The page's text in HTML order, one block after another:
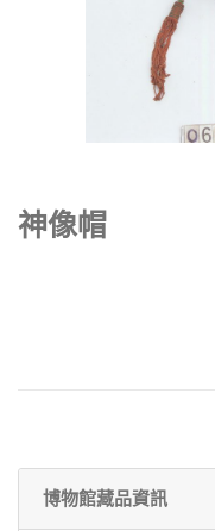
神像帽
博物館藏品資訊